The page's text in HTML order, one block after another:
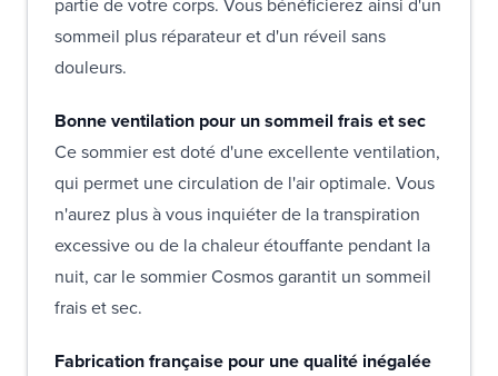
partie de votre corps. Vous bénéficierez ainsi d'un
sommeil plus réparateur et d'un réveil sans
douleurs.
Bonne ventilation pour un sommeil frais et sec
Ce sommier est doté d'une excellente ventilation,
qui permet une circulation de l'air optimale. Vous
n'aurez plus à vous inquiéter de la transpiration
excessive ou de la chaleur étouffante pendant la
nuit, car le sommier Cosmos garantit un sommeil
frais et sec.
Fabrication française pour une qualité inégalée